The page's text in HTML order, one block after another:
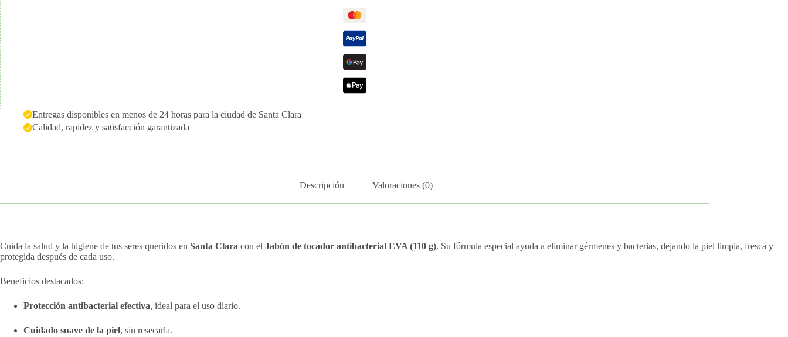
Entregas disponibles en menos de 24 horas para la ciudad de Santa Clara
Calidad, rapidez y satisfacción garantizada
Descripción Valoraciones (0)
Cuida la salud y la higiene de tus seres queridos en Santa Clara con el Jabón de tocador antibacterial EVA (110 g). Su fórmula especial ayuda a eliminar gérmenes y bacterias, dejando la piel limpia, fresca y
protegida después de cada uso.
Beneficios destacados:
Protección antibacterial efectiva, ideal para el uso diario.
Cuidado suave de la piel, sin resecarla.